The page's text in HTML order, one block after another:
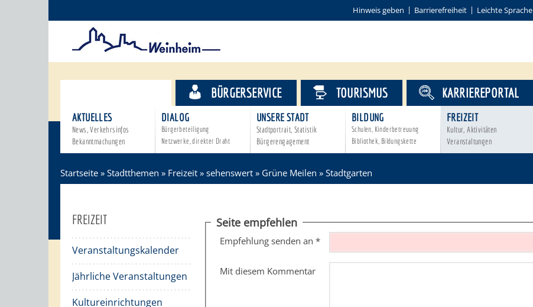
Hinweis geben Barrierefreiheit Leichte Sprache
AKTUELLES
News, Verkehrsinfos
Bekanntmachungen
DIALOG
Bürgerbeteiligung
Netzwerke, direkter Draht
UNSERE STADT
Stadtportrait, Statistik
Bürgerengagement
BILDUNG
Schulen, Kinderbetreuung
Bibliothek, Bildungskette
FREIZEIT
Kultur, Aktivitäten
Veranstaltungen
BÜRGERSERVICE TOURISMUS KARRIEREPORTAL
Startseite » Stadtthemen » Freizeit » sehenswert » Grüne Meilen » Stadtgarten
FREIZEIT
Veranstaltungskalender
Jährliche Veranstaltungen
Kultureinrichtungen
Seite empfehlen
Empfehlung senden an *
Mit diesem Kommentar